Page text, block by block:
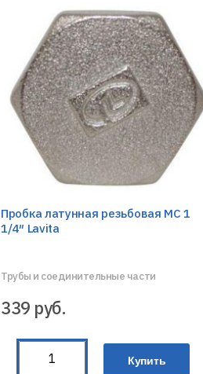
Пробка латунная резьбовая MC 1
1/4″ Lavita
Трубы и соединительные части
339 руб.
Купить